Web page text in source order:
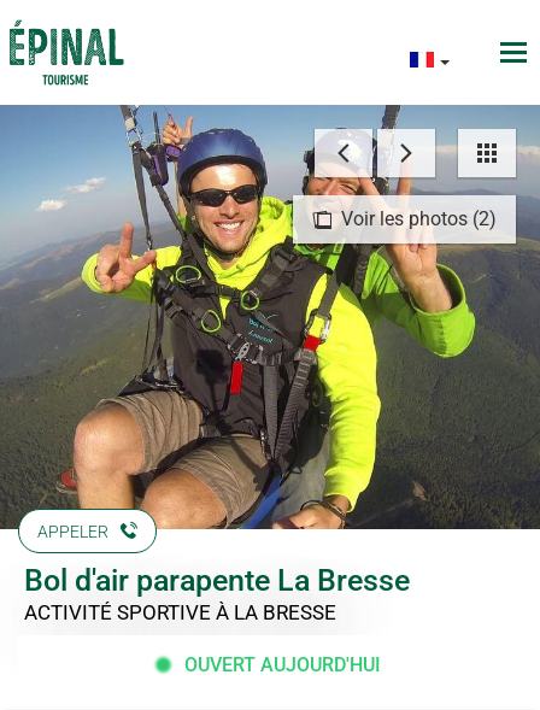
Voir les photos (2)
APPELER
Bol d'air parapente La Bresse
ACTIVITÉ SPORTIVE À LA BRESSE
OUVERT AUJOURD'HUI